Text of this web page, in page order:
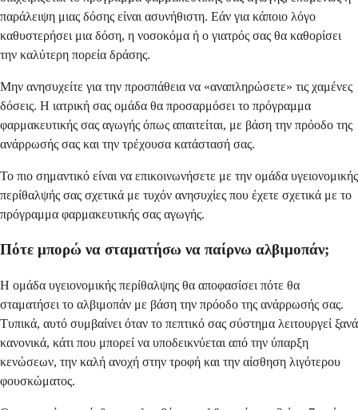
παράλειψη μιας δόσης είναι ασυνήθιστη. Εάν για κάποιο λόγο
καθυστερήσει μια δόση, η νοσοκόμα ή ο γιατρός σας θα καθορίσει
την καλύτερη πορεία δράσης.
Μην ανησυχείτε για την προσπάθεια να «αναπληρώσετε» τις χαμένες
δόσεις. Η ιατρική σας ομάδα θα προσαρμόσει το πρόγραμμα
φαρμακευτικής σας αγωγής όπως απαιτείται, με βάση την πρόοδο της
ανάρρωσής σας και την τρέχουσα κατάστασή σας.
Το πιο σημαντικό είναι να επικοινωνήσετε με την ομάδα υγειονομικής
περίθαλψής σας σχετικά με τυχόν ανησυχίες που έχετε σχετικά με το
πρόγραμμα φαρμακευτικής σας αγωγής.
Πότε μπορώ να σταματήσω να παίρνω αλβιμοπάν;
Η ομάδα υγειονομικής περίθαλψης θα αποφασίσει πότε θα
σταματήσει το αλβιμοπάν με βάση την πρόοδο της ανάρρωσής σας.
Τυπικά, αυτό συμβαίνει όταν το πεπτικό σας σύστημα λειτουργεί ξανά
κανονικά, κάτι που μπορεί να υποδεικνύεται από την ύπαρξη
κενώσεων, την καλή ανοχή στην τροφή και την αίσθηση λιγότερου
φουσκώματος.